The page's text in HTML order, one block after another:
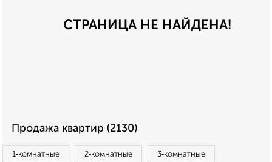
СТРАНИЦА НЕ НАЙДЕНА!
Продажа квартир (2130)
1‑комнатные 2‑комнатные 3‑комнатные